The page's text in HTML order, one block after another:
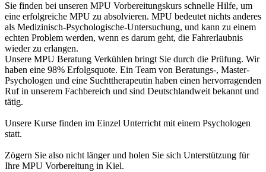
Sie finden bei unseren MPU Vorbereitungskurs schnelle Hilfe, um
eine erfolgreiche MPU zu absolvieren. MPU bedeutet nichts anderes
als Medizinisch-Psychologische-Untersuchung, und kann zu einem
echten Problem werden, wenn es darum geht, die Fahrerlaubnis
wieder zu erlangen.
Unsere MPU Beratung Verkühlen bringt Sie durch die Prüfung. Wir
haben eine 98% Erfolgsquote. Ein Team von Beratungs-, Master-
Psychologen und eine Suchttherapeutin haben einen hervorragenden
Ruf in unserem Fachbereich und sind Deutschlandweit bekannt und
tätig.
Unsere Kurse finden im Einzel Unterricht mit einem Psychologen
statt.
Zögern Sie also nicht länger und holen Sie sich Unterstützung für
Ihre MPU Vorbereitung in Kiel.